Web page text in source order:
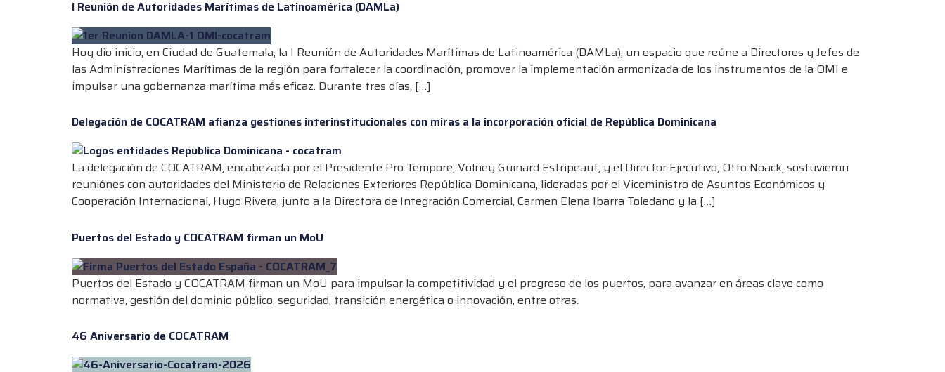
I Reunión de Autoridades Marítimas de Latinoamérica (DAMLa)
Hoy dio inicio, en Ciudad de Guatemala, la I Reunión de Autoridades Marítimas de Latinoamérica (DAMLa), un espacio que reúne a Directores y Jefes de
las Administraciones Marítimas de la región para fortalecer la coordinación, promover la implementación armonizada de los instrumentos de la OMI e
impulsar una gobernanza marítima más eficaz. Durante tres días, […]
Delegación de COCATRAM afianza gestiones interinstitucionales con miras a la incorporación oficial de República Dominicana
La delegación de COCATRAM, encabezada por el Presidente Pro Tempore, Volney Guinard Estripeaut, y el Director Ejecutivo, Otto Noack, sostuvieron
reuniónes con autoridades del Ministerio de Relaciones Exteriores República Dominicana, lideradas por el Viceministro de Asuntos Económicos y
Cooperación Internacional, Hugo Rivera, junto a la Directora de Integración Comercial, Carmen Elena Ibarra Toledano y la […]
Puertos del Estado y COCATRAM firman un MoU
Puertos del Estado y COCATRAM firman un MoU para impulsar la competitividad y el progreso de los puertos, para avanzar en áreas clave como
normativa, gestión del dominio público, seguridad, transición energética o innovación, entre otras.
46 Aniversario de COCATRAM